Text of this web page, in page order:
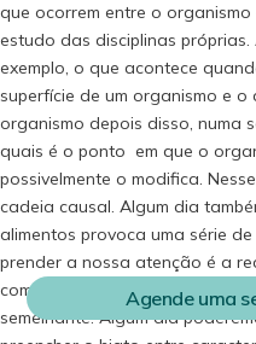
que ocorrem entre o
estudo das disciplinas
exemplo, o que acontece
superfície de um organismo e
organismo depois disso, numa
quais é o ponto em que o
possivelmente o modifica.
cadeia causal. Algum dia
alimentos provoca uma série
prender a nossa atenção é a
comportamento anteriormente
semelhante. Algum dia
Agende uma